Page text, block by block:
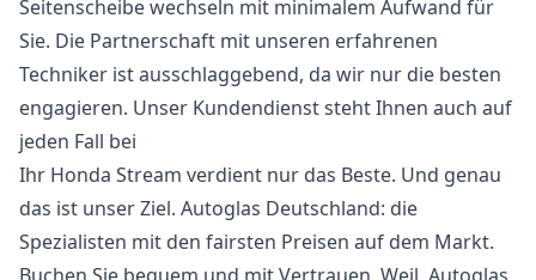
Seitenscheibe wechseln mit minimalem Aufwand für
Sie. Die Partnerschaft mit unseren erfahrenen
Techniker ist ausschlaggebend, da wir nur die besten
engagieren. Unser Kundendienst steht Ihnen auch auf
jeden Fall bei
Ihr Honda Stream verdient nur das Beste. Und genau
das ist unser Ziel. Autoglas Deutschland: die
Spezialisten mit den fairsten Preisen auf dem Markt.